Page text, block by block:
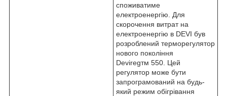
споживатиме
електроенергію. Для
скорочення витрат на
електроенергію в DEVI був
розроблений терморегулятор
нового покоління
Deviregтм 550. Цей
регулятор може бути
запрограмований на будь-
який режим обігрівання